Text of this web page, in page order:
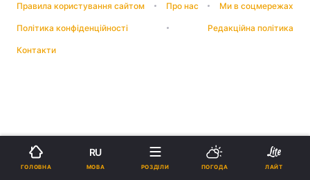
Правила користування сайтом Про нас Ми в соцмережах
Політика конфіденційності Редакційна політика
Контакти
ГОЛОВНА
RU
МОВА РОЗДІЛИ ПОГОДА ЛАЙТ